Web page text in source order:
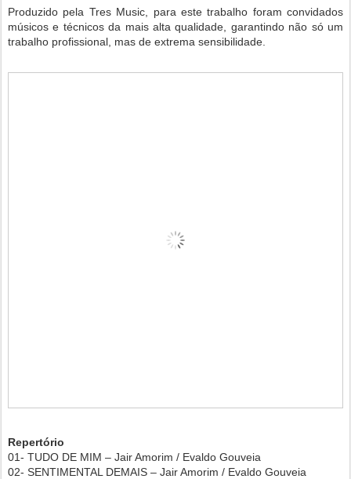
Produzido pela Tres Music, para este trabalho foram convidados
músicos e técnicos da mais alta qualidade, garantindo não só um
trabalho profissional, mas de extrema sensibilidade.
Repertório
01- TUDO DE MIM – Jair Amorim / Evaldo Gouveia
02- SENTIMENTAL DEMAIS – Jair Amorim / Evaldo Gouveia